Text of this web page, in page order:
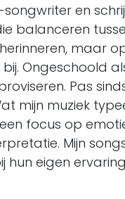
en
balanceren
maar
Ongeschoold
Pas
mijn muziek
focus op
Mijn
eigen